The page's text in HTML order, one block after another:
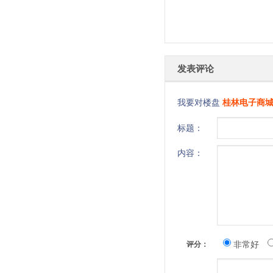
发表评论
我要对楼盘 桂林电子商城
标题：
内容：
评分： 非常好